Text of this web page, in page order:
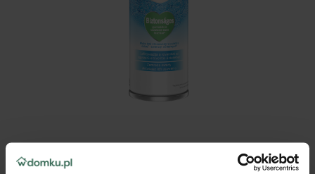
Zamraża owady w ciągu kilku sekund
Zamraża insekty w ciągu kilku sekund, dzięki czemu można je